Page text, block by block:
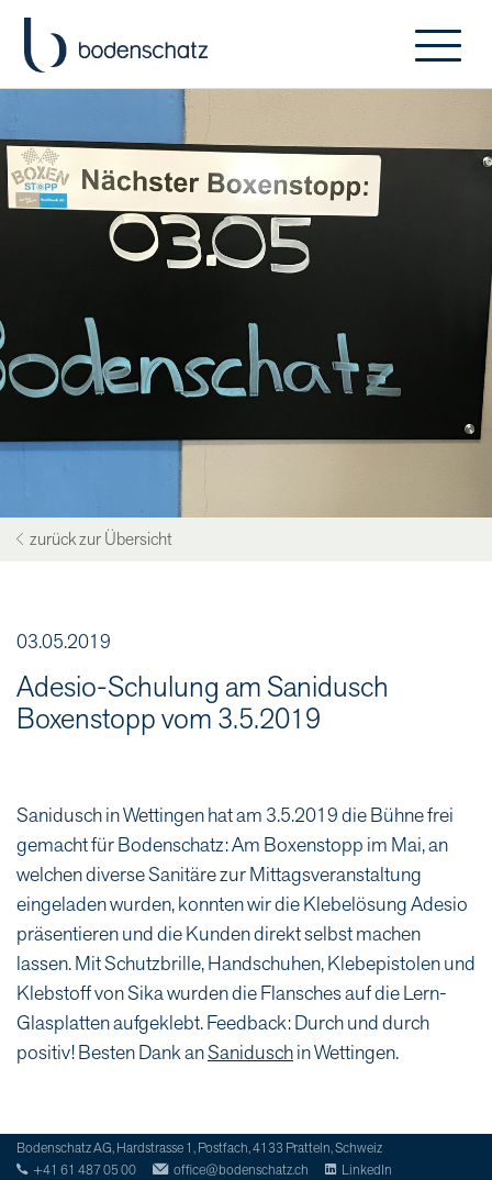
zurück zur Übersicht
03.05.2019
Adesio-Schulung am Sanidusch
Boxenstopp vom 3.5.2019
Sanidusch in Wettingen hat am 3.5.2019 die Bühne frei
gemacht für Bodenschatz: Am Boxenstopp im Mai, an
welchen diverse Sanitäre zur Mittagsveranstaltung
eingeladen wurden, konnten wir die Klebelösung Adesio
präsentieren und die Kunden direkt selbst machen
lassen. Mit Schutzbrille, Handschuhen, Klebepistolen und
Klebstoff von Sika wurden die Flansches auf die Lern-
Glasplatten aufgeklebt. Feedback: Durch und durch
positiv! Besten Dank anSaniduschin Wettingen.
Bodenschatz AG, Hardstrasse 1, Postfach, 4133 Pratteln, Schweiz
+41 61 487 05 00
office@bodenschatz.ch LinkedIn